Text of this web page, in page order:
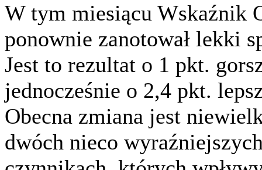
W tym miesiącu Wskaźnik
ponownie zanotował lekki
Jest to rezultat o 1 pkt.
jednocześnie o 2,4 pkt.
Obecna zmiana jest
dwóch nieco